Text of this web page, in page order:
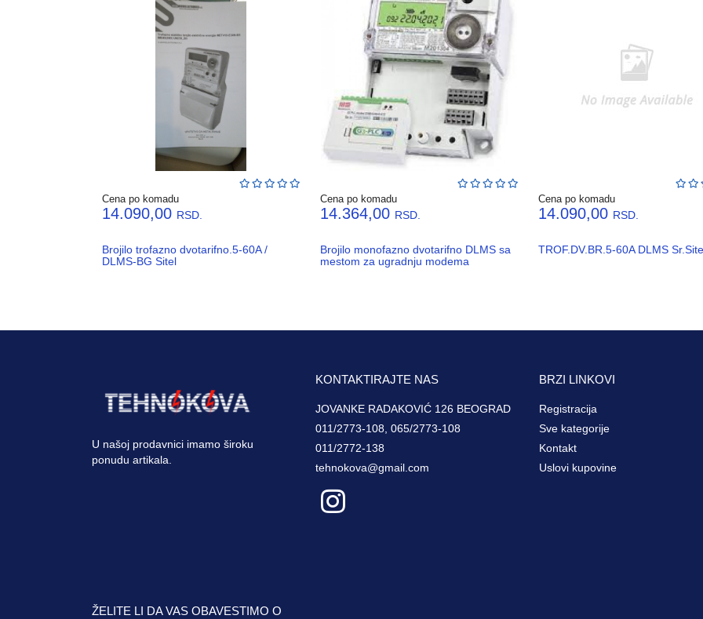
Cena po komadu
14.090,00 RSD.
Brojilo trofazno dvotarifno.5-60A /
DLMS-BG Sitel
Cena po komadu
14.364,00 RSD.
Brojilo monofazno dvotarifno DLMS sa
mestom za ugradnju modema
Cena po komadu
14.090,00 RSD.
TROF.DV.BR.5-60A DLMS
U našoj prodavnici imamo široku
ponudu artikala.
KONTAKTIRAJTE NAS
JOVANKE RADAKOVIĆ 126 BEOGRAD
011/2773-108, 065/2773-108
011/2772-138
tehnokova@gmail.com
BRZI LINKOVI
Registracija
Sve kategorije
Kontakt
Uslovi kupovine
ŽELITE LI DA VAS OBAVESTIMO O